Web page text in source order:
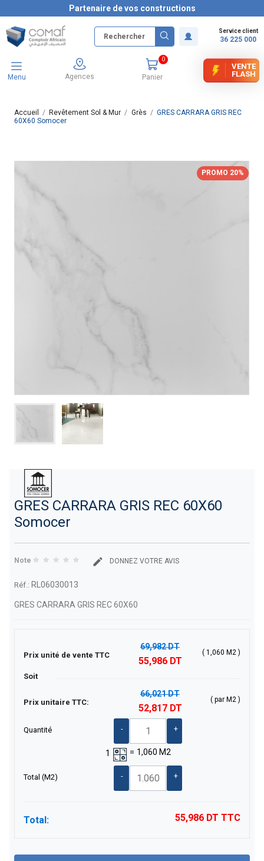
Partenaire de vos constructions
Service client
36 225 000
Menu Agences Panier
0
VENTE
FLASH
Accueil Revêtement Sol & Mur Grès
GRES CARRARA GRIS REC
60X60 Somocer
PROMO 20%
GRES CARRARA GRIS REC 60X60
Somocer
Note DONNEZ VOTRE AVIS
Réf.: RL06030013
GRES CARRARA GRIS REC 60X60
Prix unité de vente TTC
69,982 DT
55,986 DT
( 1,060 M2 )
Soit
Prix unitaire TTC:
66,021 DT
52,817 DT
( par M2 )
Quantité - +
1 = 1,060 M2
Total (M2) - +
Total: 55,986 DT TTC